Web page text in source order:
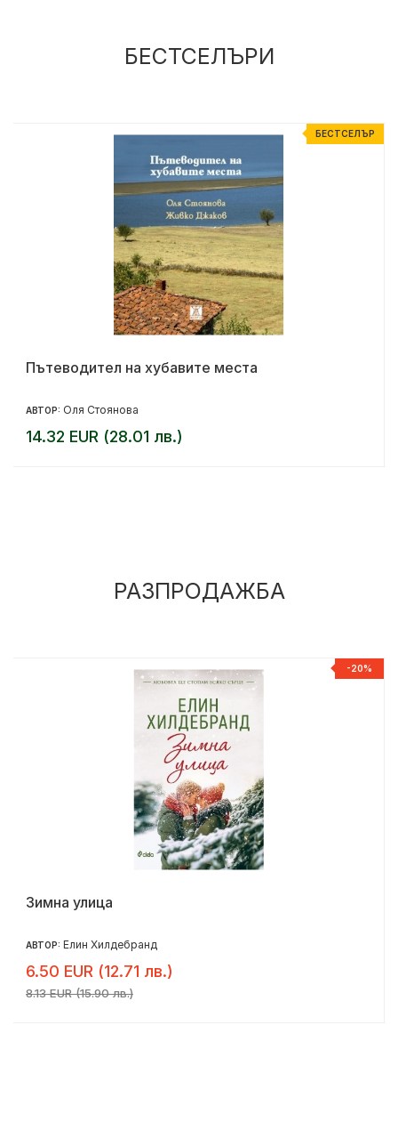
БЕСТСЕЛЪРИ
БЕСТСЕЛЪР
Пътеводител на хубавите места
АВТОР: Оля Стоянова
14.32 EUR (28.01 лв.)
РАЗПРОДАЖБА
-20%
Зимна улица
АВТОР: Елин Хилдебранд
6.50 EUR (12.71 лв.)
8.13 EUR (15.90 лв.)